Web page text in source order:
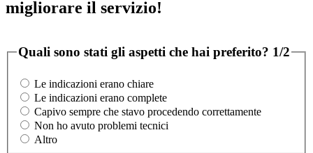
migliorare il servizio!
Quali sono stati gli aspetti che hai preferito? 1/2
Le indicazioni erano chiare
Le indicazioni erano complete
Capivo sempre che stavo procedendo correttamente
Non ho avuto problemi tecnici
Altro